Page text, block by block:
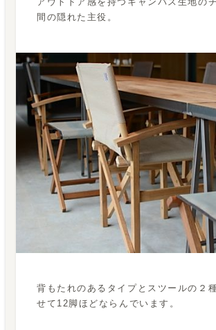
間の隠れた主役。
背もたれのあるタイプとスツールの２
せて12脚ほどならんでいます。